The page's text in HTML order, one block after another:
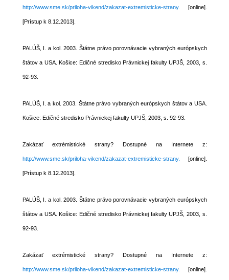
http://www.sme.sk/priloha-vikend/zakazat-extremisticke-strany. [online].
[Prístup k 8.12.2013].
PALÚŠ, I. a kol. 2003. Štátne právo porovnávacie vybraných európskych
štátov a USA. Košice: Edičné stredisko Právnickej fakulty UPJŠ, 2003, s.
92-93.
PALÚŠ, I. a kol. 2003. Štátne právo vybraných európskych štátov a USA.
Košice: Edičné stredisko Právnickej fakulty UPJŠ, 2003, s. 92-93.
Zakázať extrémistické strany? Dostupné na Internete z:
http://www.sme.sk/priloha-vikend/zakazat-extremisticke-strany. [online].
[Prístup k 8.12.2013].
PALÚŠ, I. a kol. 2003. Štátne právo porovnávacie vybraných európskych
štátov a USA. Košice: Edičné stredisko Právnickej fakulty UPJŠ, 2003, s.
92-93.
Zakázať extrémistické strany? Dostupné na Internete z:
http://www.sme.sk/priloha-vikend/zakazat-extremisticke-strany. [online].